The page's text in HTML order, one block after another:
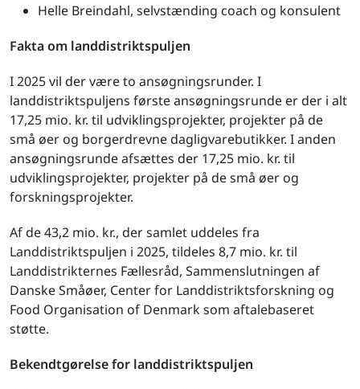
Helle Breindahl, selvstænding coach og konsulent
Fakta om landdistriktspuljen
I 2025 vil der være to ansøgningsrunder. I
landdistriktspuljens første ansøgningsrunde er der i alt
17,25 mio. kr. til udviklingsprojekter, projekter på de
små øer og borgerdrevne dagligvarebutikker. I anden
ansøgningsrunde afsættes der 17,25 mio. kr. til
udviklingsprojekter, projekter på de små øer og
forskningsprojekter.
Af de 43,2 mio. kr., der samlet uddeles fra
Landdistriktspuljen i 2025, tildeles 8,7 mio. kr. til
Landdistrikternes Fællesråd, Sammenslutningen af
Danske Småøer, Center for Landdistriktsforskning og
Food Organisation of Denmark som aftalebaseret
støtte.
Bekendtgørelse for landdistriktspuljen